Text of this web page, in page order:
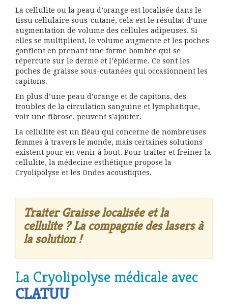
La cellulite ou la peau d’orange est localisée dans le
tissu cellulaire sous-cutané, cela est le résultat d’une
augmentation de volume des cellules adipeuses. Si
elles se multiplient, le volume augmente et les poches
gonflent en prenant une forme bombée qui se
répercute sur le derme et l’épiderme. Ce sont les
poches de graisse sous-cutanées qui occasionnent les
capitons.
En plus d’une peau d’orange et de capitons, des
troubles de la circulation sanguine et lymphatique,
voir une fibrose, peuvent s’ajouter.
La cellulite est un fléau qui concerne de nombreuses
femmes à travers le monde, mais certaines solutions
existent pour en venir à bout. Pour traiter et freiner la
cellulite, la médecine esthétique propose la
Cryolipolyse et les Ondes acoustiques.
Traiter Graisse localisée et la
cellulite ? La compagnie des lasers à
la solution !
La Cryolipolyse médicale avec
CLATUU